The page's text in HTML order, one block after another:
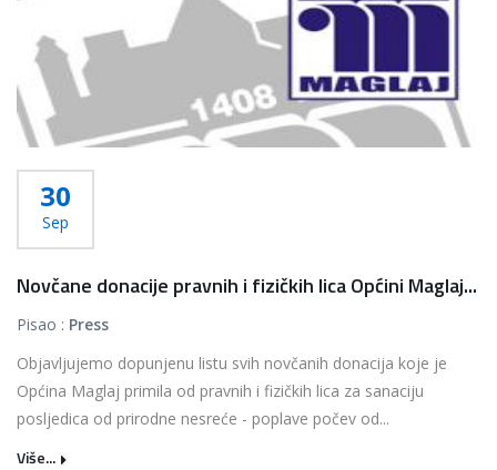
30
Sep
Novčane donacije pravnih i fizičkih lica Općini Maglaj...
Pisao : Press
Objavljujemo dopunjenu listu svih novčanih donacija koje je
Općina Maglaj primila od pravnih i fizičkih lica za sanaciju
posljedica od prirodne nesreće - poplave počev od...
Više...